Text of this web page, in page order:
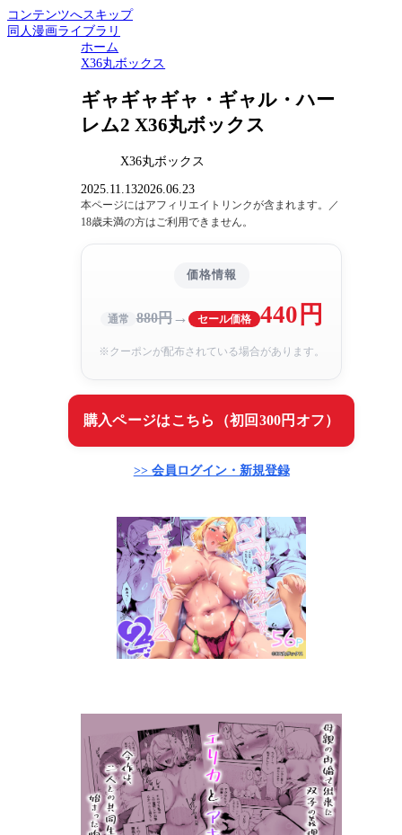
コンテンツへスキップ
同人漫画ライブラリ
ホーム
X36丸ボックス
ギャギャギャ・ギャル・ハー
レム2 X36丸ボックス
X36丸ボックス
2025.11.132026.06.23
本ページにはアフィリエイトリンクが含まれます。／
18歳未満の方はご利用できません。
価格情報
通常 880円→ セール価格 440円
※クーポンが配布されている場合があります。
購入ページはこちら（初回300円オフ）
>> 会員ログイン・新規登録